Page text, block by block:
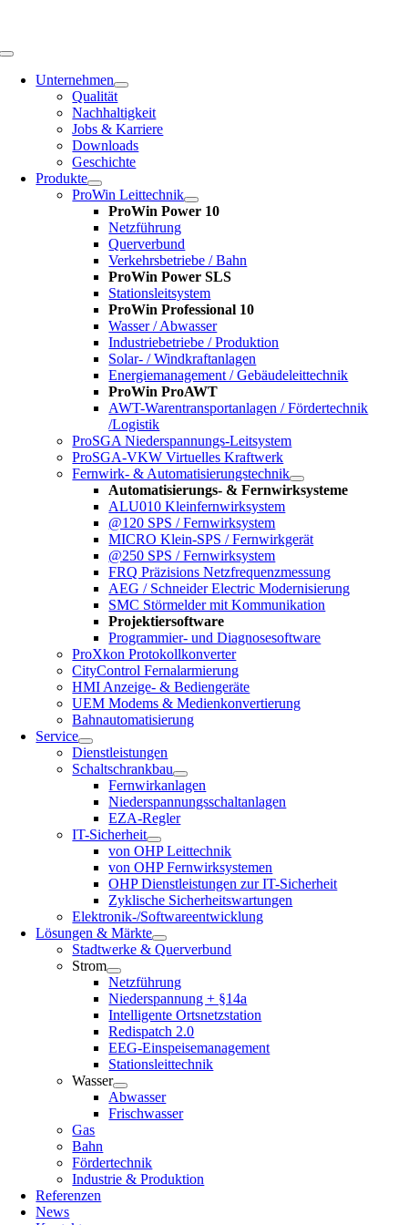
Toggle
NavigationUnternehmen
Qualität
Nachhaltigkeit
Jobs & Karriere
Downloads
Geschichte
Produkte
ProWin Leittechnik
ProWin Power 10
Netzführung
Querverbund
Verkehrsbetriebe / Bahn
ProWin Power SLS
Stationsleitsystem
ProWin Professional 10
Wasser / Abwasser
Industriebetriebe / Produktion
Solar- / Windkraftanlagen
Energiemanagement / Gebäudeleittechnik
ProWin ProAWT
AWT-Warentransportanlagen / Fördertechnik
/Logistik
ProSGA Niederspannungs-Leitsystem
ProSGA-VKW Virtuelles Kraftwerk
Fernwirk- & Automatisierungstechnik
Automatisierungs- & Fernwirksysteme
ALU010 Kleinfernwirksystem
@120 SPS / Fernwirksystem
MICRO Klein-SPS / Fernwirkgerät
@250 SPS / Fernwirksystem
FRQ Präzisions Netzfrequenzmessung
AEG / Schneider Electric Modernisierung
SMC Störmelder mit Kommunikation
Projektiersoftware
Programmier- und Diagnosesoftware
ProXkon Protokollkonverter
CityControl Fernalarmierung
HMI Anzeige- & Bediengeräte
UEM Modems & Medienkonvertierung
Bahnautomatisierung
Service
Dienstleistungen
Schaltschrankbau
Fernwirkanlagen
Niederspannungsschaltanlagen
EZA-Regler
IT-Sicherheit
von OHP Leittechnik
von OHP Fernwirksystemen
OHP Dienstleistungen zur IT-Sicherheit
Zyklische Sicherheitswartungen
Elektronik-/Softwareentwicklung
Lösungen & Märkte
Stadtwerke & Querverbund
Strom
Netzführung
Niederspannung + §14a
Intelligente Ortsnetzstation
Redispatch 2.0
EEG-Einspeisemanagement
Stationsleittechnik
Wasser
Abwasser
Frischwasser
Gas
Bahn
Fördertechnik
Industrie & Produktion
Referenzen
News